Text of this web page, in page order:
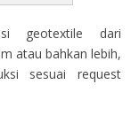
geotextile dari
atau bahkan lebih,
sesuai request